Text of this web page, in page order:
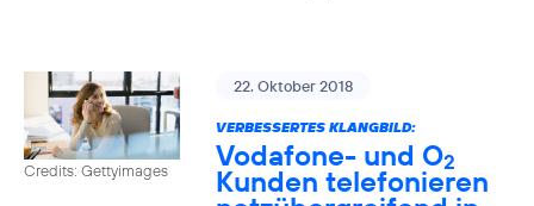
Credits: Gettyimages
22. Oktober 2018
VERBESSERTES KLANGBILD:
Vodafone- und O2
Kunden telefonieren